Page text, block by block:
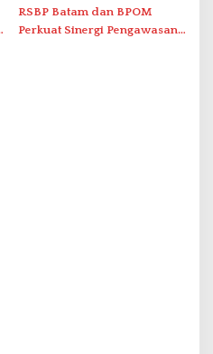
Nusantara’
RSBP Batam dan BPOM
Perkuat Sinergi Pengawasan